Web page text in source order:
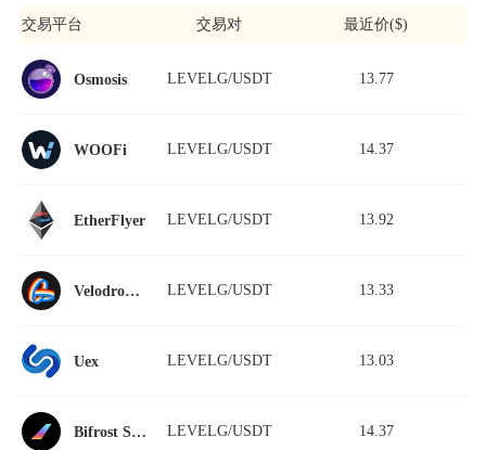
交易平台 交易对 最近价($)
Osmosis LEVELG/USDT 13.77
WOOFi LEVELG/USDT 14.37
EtherFlyer LEVELG/USDT 13.92
Velodrome Finance LEVELG/USDT 13.33
Uex LEVELG/USDT 13.03
Bifrost Swap LEVELG/USDT 14.37